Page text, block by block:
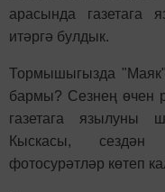
арасында газетага
итәргә булдык.
Тормышыгызда
бармы? Сезнең өчен
газетага язылуны
Кыскасы, сездән
фотосурәтләр көтеп